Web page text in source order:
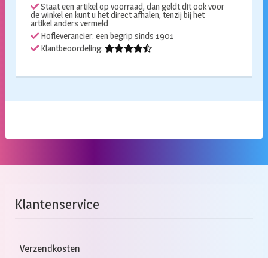
Staat een artikel op voorraad, dan geldt dit ook voor
de winkel en kunt u het direct afhalen, tenzij bij het
artikel anders vermeld
Hofleverancier: een begrip sinds 1901
Klantbeoordeling:
Klantenservice
Verzendkosten